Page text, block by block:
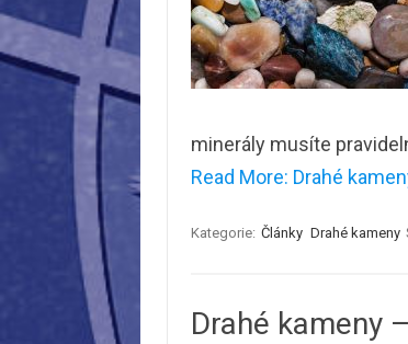
minerály musíte
Read More: Drahé
Kategorie: Články Drahé kameny
Drahé kameny